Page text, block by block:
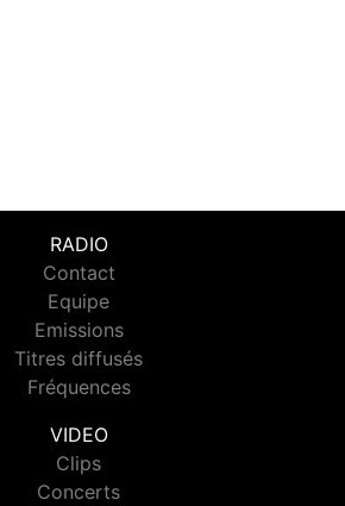
RADIO
Contact
Equipe
Emissions
Titres diffusés
Fréquences
VIDEO
Clips
Concerts